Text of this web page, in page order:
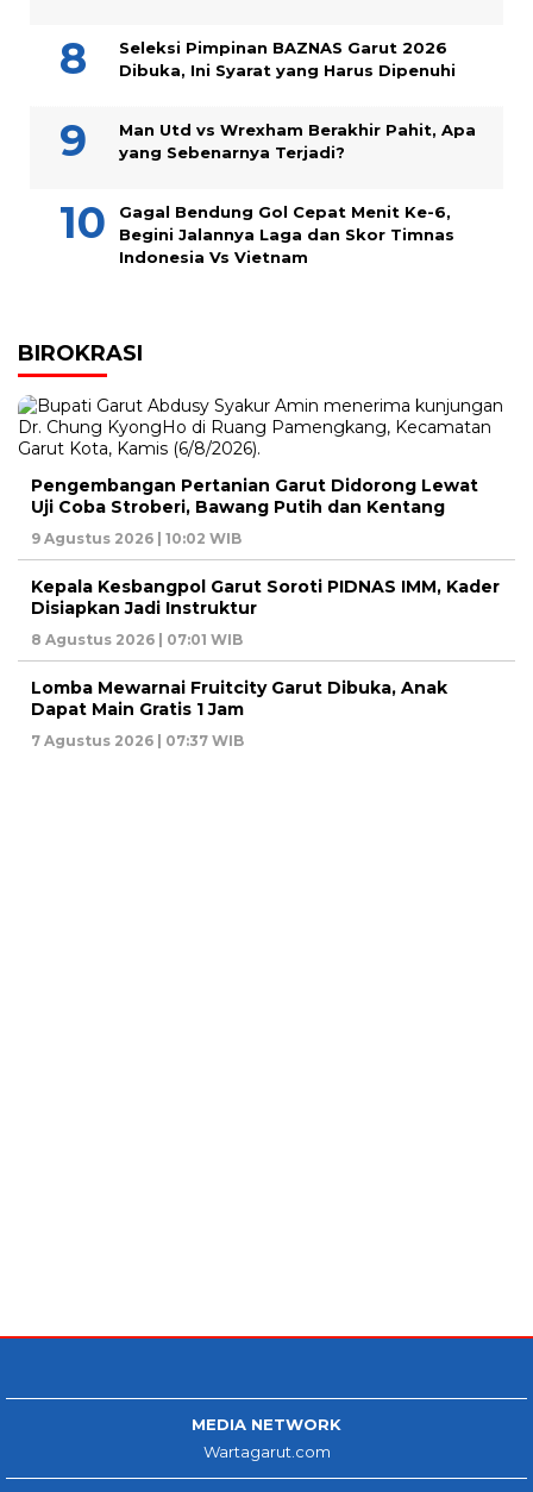
Seleksi Pimpinan BAZNAS Garut 2026
Dibuka, Ini Syarat yang Harus Dipenuhi
Man Utd vs Wrexham Berakhir Pahit, Apa
yang Sebenarnya Terjadi?
Gagal Bendung Gol Cepat Menit Ke-6,
Begini Jalannya Laga dan Skor Timnas
Indonesia Vs Vietnam
BIROKRASI
Pengembangan Pertanian Garut Didorong Lewat
Uji Coba Stroberi, Bawang Putih dan Kentang
9 Agustus 2026 | 10:02 WIB
Kepala Kesbangpol Garut Soroti PIDNAS IMM, Kader
Disiapkan Jadi Instruktur
8 Agustus 2026 | 07:01 WIB
Lomba Mewarnai Fruitcity Garut Dibuka, Anak
Dapat Main Gratis 1 Jam
7 Agustus 2026 | 07:37 WIB
MEDIA NETWORK
Wartagarut.com